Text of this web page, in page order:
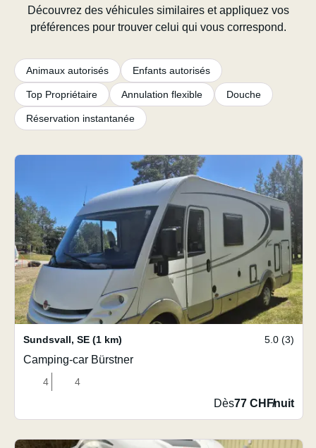
Découvrez des véhicules similaires et appliquez vos
préférences pour trouver celui qui vous correspond.
Animaux autorisés Enfants autorisés
Top Propriétaire Annulation flexible Douche
Réservation instantanée
Sundsvall, SE (1 km) 5.0 (3)
Camping-car Bürstner
4 4
Dès77 CHF/nuit